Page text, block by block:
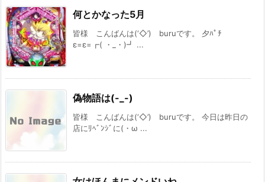
何とかなった5月
皆様 こんばんは(‘◇’)ゞburuです。 夕ﾊﾟﾁ
ε=ε=┏( ・_・)┛ ...
偽物語は(-_-)
皆様 こんばんは(‘◇’)ゞburuです。 今日は昨日の
店にﾘﾍﾞﾝｼﾞに(・ω ...